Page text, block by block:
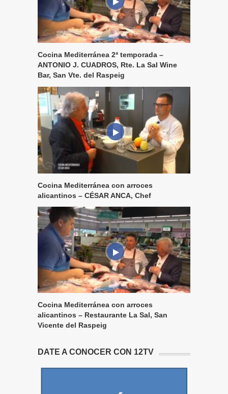
Cocina Mediterránea 2ª temporada –
ANTONIO J. CUADROS, Rte. La Sal Wine
Bar, San Vte. del Raspeig
Cocina Mediterránea con arroces
alicantinos – CÉSAR ANCA, Chef
Cocina Mediterránea con arroces
alicantinos – Restaurante La Sal, San
Vicente del Raspeig
DATE A CONOCER CON 12TV